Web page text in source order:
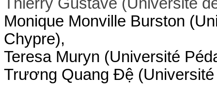
Monique Monville Burston
Chypre),
Teresa Muryn (Université
Trương Quang Đệ